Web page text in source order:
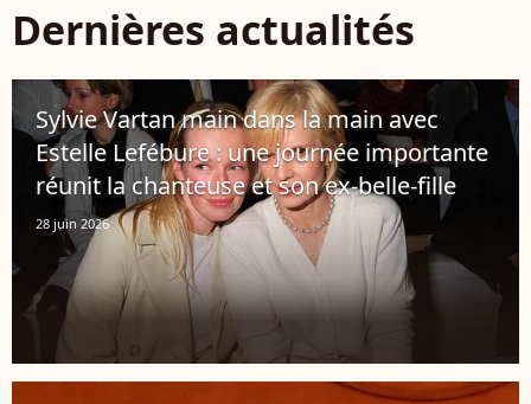
Dernières actualités
Sylvie Vartan main dans la main avec
Estelle Lefébure : une journée importante
réunit la chanteuse et son ex-belle-fille
28 juin 2026